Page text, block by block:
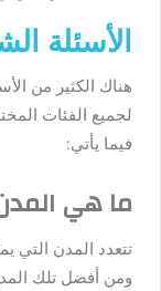
الأسئلة
هناك الكثير من
لجميع الفئات
فيما يأتي:
ما هي
تتعدد المدن التي
ومن أفضل تلك